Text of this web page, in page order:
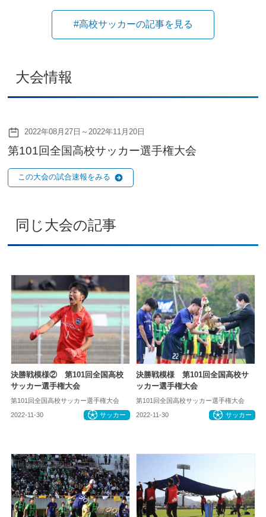
#高校サッカーの記事を見る
大会情報
2022年08月27日～2022年11月20日
第101回全国高校サッカー選手権大会
この大会の試合速報をみる
同じ大会の記事
決勝戦模様② 第101回全国高校
サッカー選手権大会
第101回全国高校サッカー選手権大会
2022-11-30 サッカー
決勝戦模様 第101回全国高校サ
ッカー選手権大会
第101回全国高校サッカー選手権大会
2022-11-30 サッカー